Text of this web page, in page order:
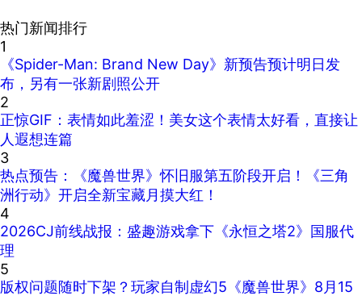
热门新闻排行
1
《Spider-Man: Brand New Day》新预告预计明日发
布，另有一张新剧照公开
2
正惊GIF：表情如此羞涩！美女这个表情太好看，直接让
人遐想连篇
3
热点预告：《魔兽世界》怀旧服第五阶段开启！《三角
洲行动》开启全新宝藏月摸大红！
4
2026CJ前线战报：盛趣游戏拿下《永恒之塔2》国服代
理
5
版权问题随时下架？玩家自制虚幻5《魔兽世界》8月15